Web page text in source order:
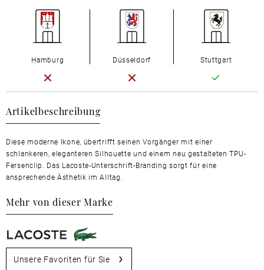
Artikelbeschreibung
Diese moderne Ikone, übertrifft seinen Vorgänger mit einer
schlankeren, eleganteren Silhouette und einem neu gestalteten TPU-
Fersenclip. Das Lacoste-Unterschrift-Branding sorgt für eine
ansprechende Ästhetik im Alltag.
Mehr von dieser Marke
Unsere Favoriten für Sie
Hamburg Düsseldorf Stuttgart